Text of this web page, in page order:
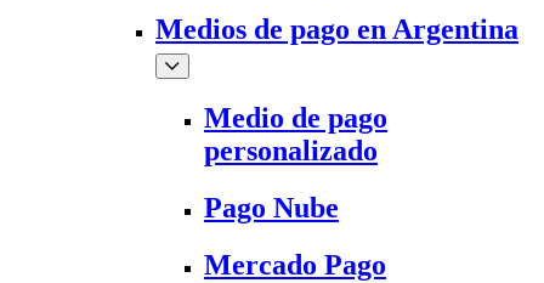
Medios de pago en Argentina
Medio de pago
personalizado
Pago Nube
Mercado Pago